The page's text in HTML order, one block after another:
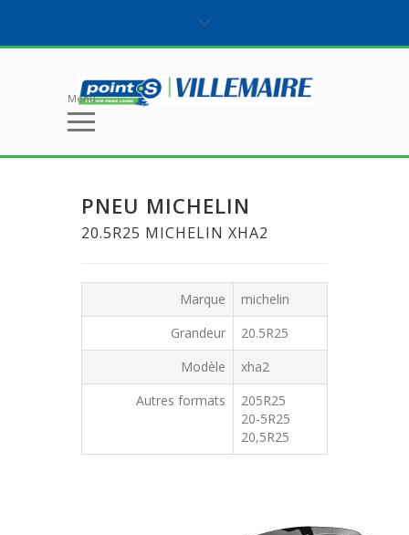
Menu
PNEU MICHELIN
20.5R25 MICHELIN XHA2
Marque
michelin
Grandeur
20.5R25
Modèle
xha2
Autres formats
205R25
20-5R25
20,5R25